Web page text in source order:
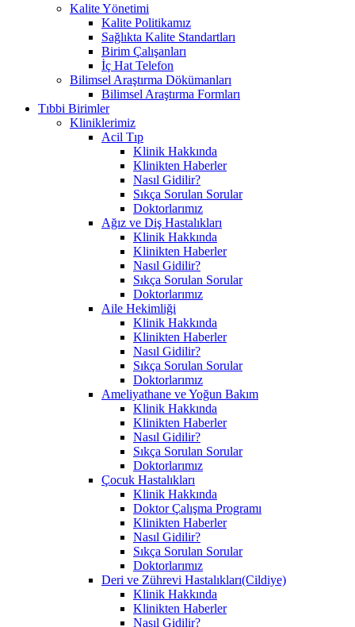
Kalite Yönetimi
Kalite Politikamız
Sağlıkta Kalite Standartları
Birim Çalışanları
İç Hat Telefon
Bilimsel Araştırma Dökümanları
Bilimsel Araştırma Formları
Tıbbi Birimler
Kliniklerimiz
Acil Tıp
Klinik Hakkında
Klinikten Haberler
Nasıl Gidilir?
Sıkça Sorulan Sorular
Doktorlarımız
Ağız ve Diş Hastalıkları
Klinik Hakkında
Klinikten Haberler
Nasıl Gidilir?
Sıkça Sorulan Sorular
Doktorlarımız
Aile Hekimliği
Klinik Hakkında
Klinikten Haberler
Nasıl Gidilir?
Sıkça Sorulan Sorular
Doktorlarımız
Ameliyathane ve Yoğun Bakım
Klinik Hakkında
Klinikten Haberler
Nasıl Gidilir?
Sıkça Sorulan Sorular
Doktorlarımız
Çocuk Hastalıkları
Klinik Hakkında
Doktor Çalışma Programı
Klinikten Haberler
Nasıl Gidilir?
Sıkça Sorulan Sorular
Doktorlarımız
Deri ve Zührevi Hastalıkları(Cildiye)
Klinik Hakkında
Klinikten Haberler
Nasıl Gidilir?